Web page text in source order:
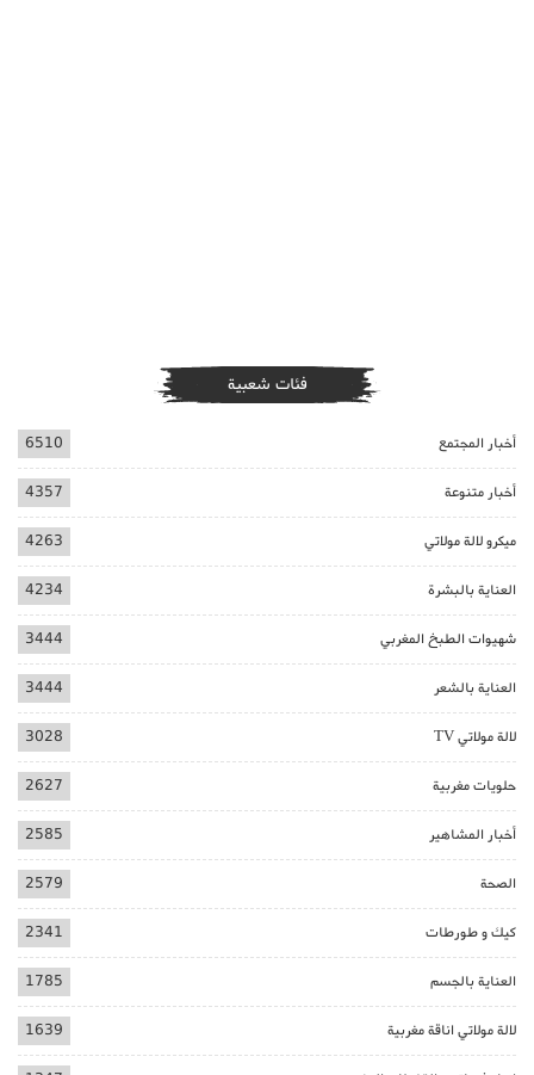
فئات شعبية
أخبار المجتمع 6510
أخبار متنوعة 4357
ميكرو لالة مولاتي 4263
العناية بالبشرة 4234
شهيوات الطبخ المغربي 3444
العناية بالشعر 3444
لالة مولاتي TV 3028
حلويات مغربية 2627
أخبار المشاهير 2585
الصحة 2579
كيك و طورطات 2341
العناية بالجسم 1785
لالة مولاتي اناقة مغربية 1639